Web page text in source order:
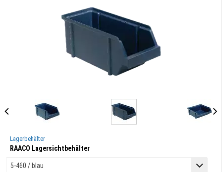
Lagerbehälter
RAACO Lagersichtbehälter